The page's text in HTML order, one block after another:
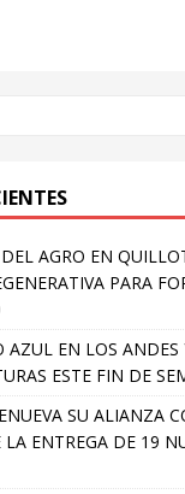
AGRO EN
PARA
AZUL EN LOS ANDES
ESTE FIN DE
SU ALIANZA
ENTREGA DE 19